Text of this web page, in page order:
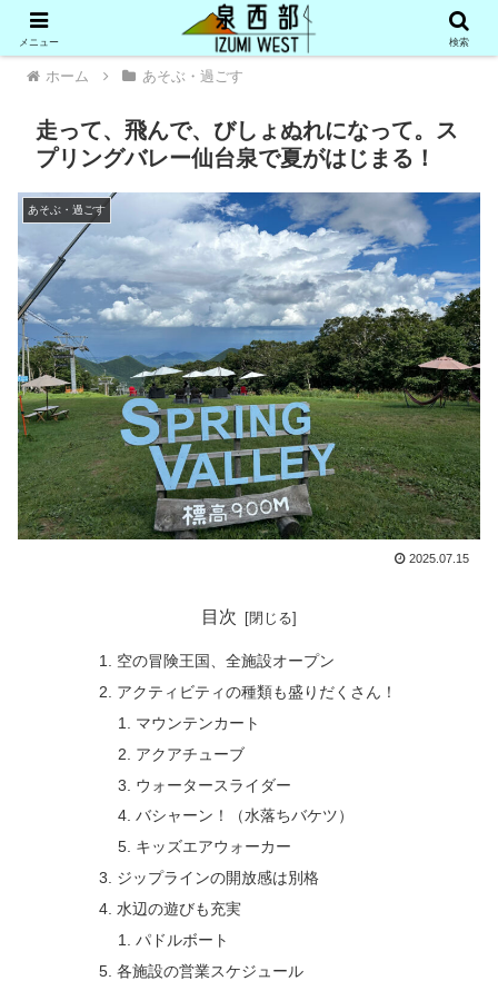
ホーム あそぶ・過ごす
走って、飛んで、びしょぬれになって。ス
プリングバレー仙台泉で夏がはじまる！
あそぶ・過ごす
2025.07.15
目次
空の冒険王国、全施設オープン
アクティビティの種類も盛りだくさん！
マウンテンカート
アクアチューブ
ウォータースライダー
バシャーン！（水落ちバケツ）
キッズエアウォーカー
ジップラインの開放感は別格
水辺の遊びも充実
パドルボート
各施設の営業スケジュール
メニュー 検索